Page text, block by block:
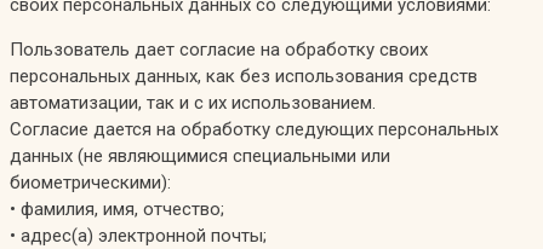
своих персональных данных со следующими условиями:
Пользователь дает согласие на обработку своих
персональных данных, как без использования средств
автоматизации, так и с их использованием.
Согласие дается на обработку следующих персональных
данных (не являющимися специальными или
биометрическими):
• фамилия, имя, отчество;
• адрес(а) электронной почты;